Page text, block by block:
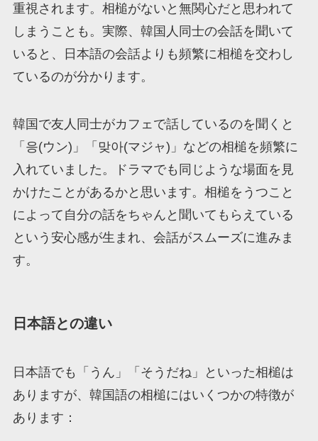
重視されます。相槌がないと無関心だと思われて
しまうことも。実際、韓国人同士の会話を聞いて
いると、日本語の会話よりも頻繁に相槌を交わし
ているのが分かります。
韓国で友人同士がカフェで話しているのを聞くと
「응(ウン)」「맞아(マジャ)」などの相槌を頻繁に
入れていました。ドラマでも同じような場面を見
かけたことがあるかと思います。相槌をうつこと
によって自分の話をちゃんと聞いてもらえている
という安心感が生まれ、会話がスムーズに進みま
す。
日本語との違い
日本語でも「うん」「そうだね」といった相槌は
ありますが、韓国語の相槌にはいくつかの特徴が
あります：